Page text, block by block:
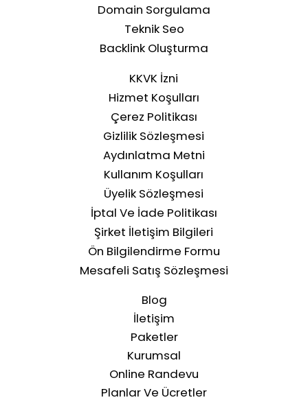
Domain Sorgulama
Teknik Seo
Backlink Oluşturma
KKVK İzni
Hizmet Koşulları
Çerez Politikası
Gizlilik Sözleşmesi
Aydınlatma Metni
Kullanım Koşulları
Üyelik Sözleşmesi
İptal Ve İade Politikası
Şirket İletişim Bilgileri
Ön Bilgilendirme Formu
Mesafeli Satış Sözleşmesi
Blog
İletişim
Paketler
Kurumsal
Online Randevu
Planlar Ve Ücretler